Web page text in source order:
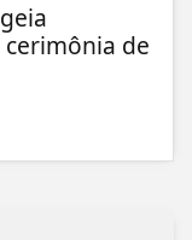
cerimônia de